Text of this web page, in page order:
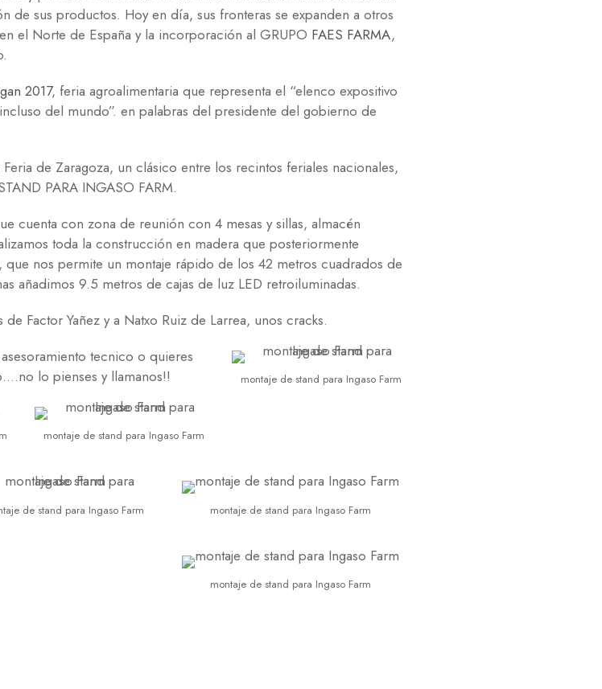
de sus productos. Hoy en día, sus fronteras se expanden a otros
el Norte de España y la incorporación al GRUPO FAES FARMA,
2017, feria agroalimentaria que representa el “elenco expositivo
del mundo”. en palabras del presidente del gobierno de
de Zaragoza, un clásico entre los recintos feriales nacionales,
PARA INGASO FARM.
cuenta con zona de reunión con 4 mesas y sillas, almacén
toda la construcción en madera que posteriormente
nos permite un montaje rápido de los 42 metros cuadrados de
añadimos 9.5 metros de cajas de luz LED retroiluminadas.
Factor Yañez y a Natxo Ruiz de Larrea, unos cracks.
montaje de stand para Ingaso Farm
tecnico o quieres
lo pienses y llamanos!!
montaje de stand para Ingaso Farm
montaje de stand para Ingaso Farm
de stand para Ingaso Farm
montaje de stand para Ingaso Farm